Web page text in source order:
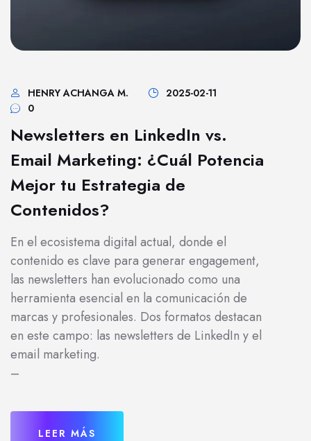
HENRY ACHANGA M.
2025-02-11
0
Newsletters en LinkedIn vs.
Email Marketing: ¿Cuál Potencia
Mejor tu Estrategia de
Contenidos?
En el ecosistema digital actual, donde el
contenido es clave para generar engagement,
las newsletters han evolucionado como una
herramienta esencial en la comunicación de
marcas y profesionales. Dos formatos destacan
en este campo: las newsletters de LinkedIn y el
email marketing.
–
LEER MÁS